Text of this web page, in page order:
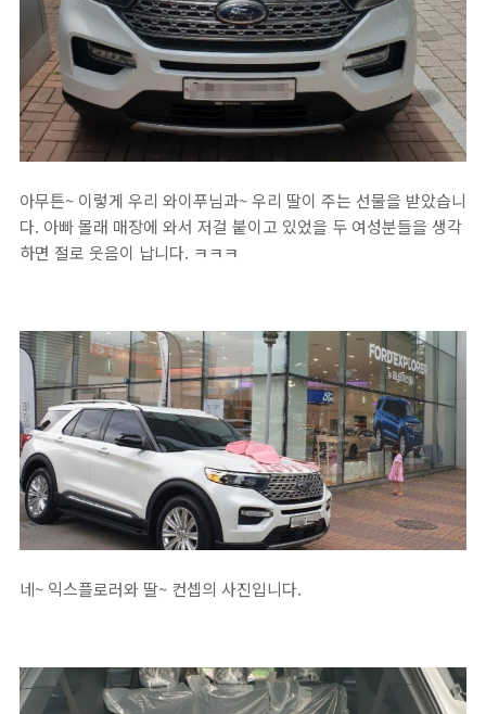
아무튼~ 이렇게 우리 와이푸님과~ 우리 딸이 주는 선물을 받았습니
다. 아빠 몰래 매장에 와서 저걸 붙이고 있었을 두 여성분들을 생각
하면 절로 웃음이 납니다. ㅋㅋㅋ
네~ 익스플로러와 딸~ 컨셉의 사진입니다.